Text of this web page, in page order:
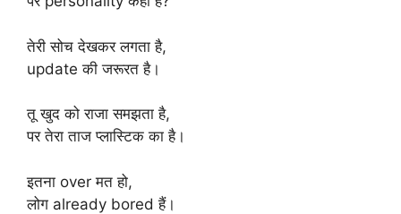
तेरी सोच देखकर लगता है,
update की जरूरत है।
तू खुद को राजा समझता है,
पर तेरा ताज प्लास्टिक का है।
इतना over मत हो,
लोग already bored हैं।